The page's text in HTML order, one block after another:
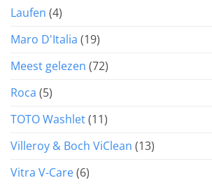
Laufen (4)
Maro D'Italia (19)
Meest gelezen (72)
Roca (5)
TOTO Washlet(11)
Villeroy & Boch ViClean (13)
Vitra V-Care(6)